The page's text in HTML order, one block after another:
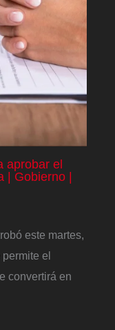
aprobar el
| Gobierno |
este martes,
el
convertirá en